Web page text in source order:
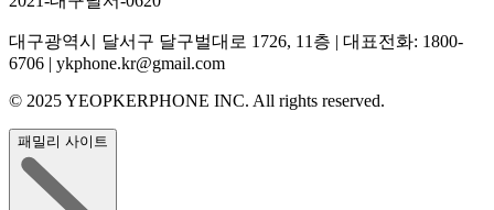
대구광역시 달서구 달구벌대로 1726, 11층 | 대표전화: 1800-
6706 | ykphone.kr@gmail.com
© 2025 YEOPKERPHONE INC. All rights reserved.
패밀리 사이트